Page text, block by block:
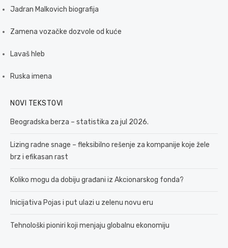
Jadran Malkovich biografija
Zamena vozačke dozvole od kuće
Lavaš hleb
Ruska imena
NOVI TEKSTOVI
Beogradska berza – statistika za jul 2026.
Lizing radne snage – fleksibilno rešenje za kompanije koje žele
brz i efikasan rast
Koliko mogu da dobiju građani iz Akcionarskog fonda?
Inicijativa Pojas i put ulazi u zelenu novu eru
Tehnološki pioniri koji menjaju globalnu ekonomiju